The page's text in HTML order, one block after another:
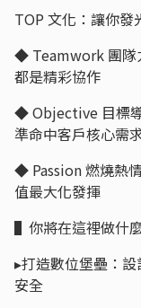
TOP 文化：讓你發
◆ Teamwork 團隊
都是精彩協作
◆ Objective 目標
準命中客戶核心需
◆ Passion 燃燒熱
值最大化發揮
▌你將在這裡做什
▸打造數位堡壘：
安全